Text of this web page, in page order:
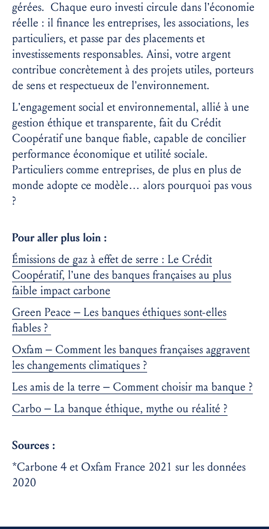
gérées. Chaque euro investi circule dans l’économie
réelle : il finance les entreprises, les associations, les
particuliers, et passe par des placements et
investissements responsables. Ainsi, votre argent
contribue concrètement à des projets utiles, porteurs
de sens et respectueux de l’environnement.
L’engagement social et environnemental, allié à une
gestion éthique et transparente, fait du Crédit
Coopératif une banque fiable, capable de concilier
performance économique et utilité sociale.
Particuliers comme entreprises, de plus en plus de
monde adopte ce modèle… alors pourquoi pas vous
?
Pour aller plus loin :
Émissions de gaz à effet de serre : Le Crédit
Coopératif, l’une des banques françaises au plus
faible impact carbone
Green Peace – Les banques éthiques sont-elles
fiables ?
Oxfam – Comment les banques françaises aggravent
les changements climatiques ?
Les amis de la terre – Comment choisir ma banque ?
Carbo – La banque éthique, mythe ou réalité ?
Sources :
*Carbone 4 et Oxfam France 2021 sur les données
2020